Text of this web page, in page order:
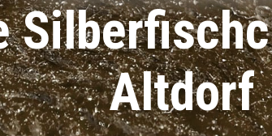
Altdorf